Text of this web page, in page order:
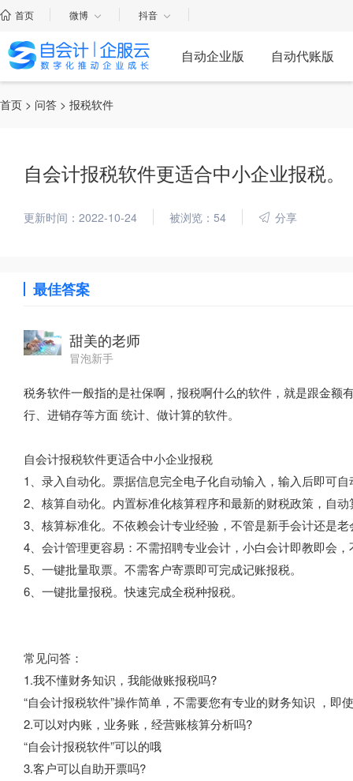
首页 微博 抖音
自动企业版 自动代账版
首页 > 问答 > 报税软件
自会计报税软件更适合中小企业报税。
更新时间：2022-10-24 被浏览：54 分享
最佳答案
甜美的老师
冒泡新手
税务软件一般指的是社保啊，报税啊什么的软件，就是跟金
行、进销存等方面 统计、做计算的软件。
自会计报税软件更适合中小企业报税
1、录入自动化。票据信息完全电子化自动输入，输入后即可
2、核算自动化。内置标准化核算程序和最新的财税政策，自
3、核算标准化。不依赖会计专业经验，不管是新手会计还是
4、会计管理更容易：不需招聘专业会计，小白会计即教即会
5、一键批量取票。不需客户寄票即可完成记账报税。
6、一键批量报税。快速完成全税种报税。
常见问答：
1.我不懂财务知识，我能做账报税吗?
“自会计报税软件”操作简单，不需要您有专业的财务知识 ，即
2.可以对内账，业务账，经营账核算分析吗?
“自会计报税软件”可以的哦
3.客户可以自助开票吗?